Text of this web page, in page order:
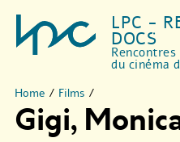
LPC -
DOCS
du cinéma
Home / Films /
Gigi,